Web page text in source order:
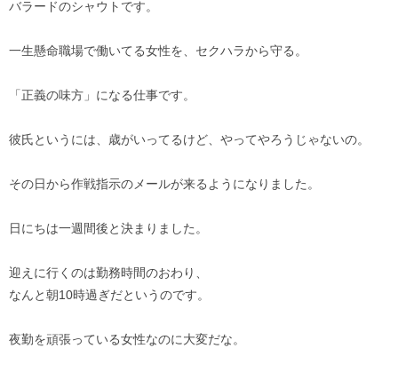
バラードのシャウトです。
一生懸命職場で働いてる女性を、セクハラから守る。
「正義の味方」になる仕事です。
彼氏というには、歳がいってるけど、やってやろうじゃないの。
その日から作戦指示のメールが来るようになりました。
日にちは一週間後と決まりました。
迎えに行くのは勤務時間のおわり、
なんと朝10時過ぎだというのです。
夜勤を頑張っている女性なのに大変だな。